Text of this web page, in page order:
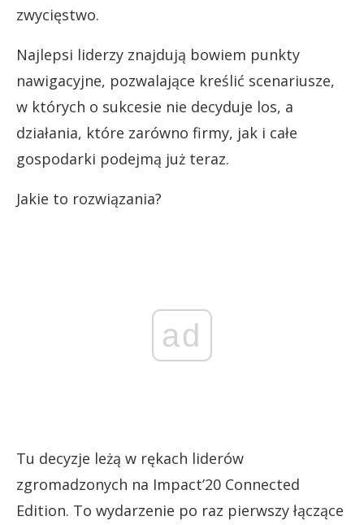
zwycięstwo.
Najlepsi liderzy znajdują bowiem punkty
nawigacyjne, pozwalające kreślić scenariusze,
w których o sukcesie nie decyduje los, a
działania, które zarówno firmy, jak i całe
gospodarki podejmą już teraz.
Jakie to rozwiązania?
ad
Tu decyzje leżą w rękach liderów
zgromadzonych na Impact’20 Connected
Edition. To wydarzenie po raz pierwszy łączące